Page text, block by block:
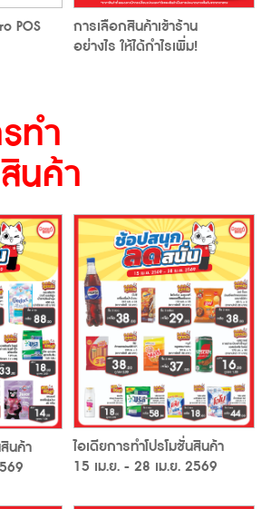
POS
การเลือกสินค้าเข้าร้าน
อย่างไร ให้ได้กำไรเพิ่ม!
ทำ
นค้า
นค้า
ไอเดียการทำโปรโมชั่นสินค้า
15 เม.ย. - 28 เม.ย. 2569